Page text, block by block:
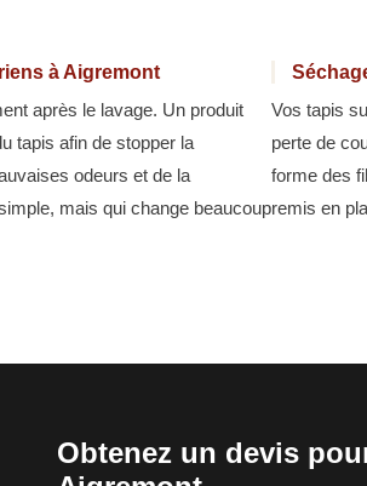
à Aigremont
après le lavage. Un produit
tapis afin de stopper la
odeurs et de la
mais qui change beaucoup
Vos tapis
perte de
forme des
remis en
Obtenez un devis